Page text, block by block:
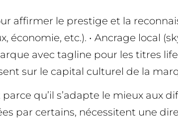
affirmer le prestige et la
etc.). • Ancrage local
avec tagline pour les titres
sur le capital culturel de la
qu’il s’adapte le mieux aux
par certains, nécessitent une